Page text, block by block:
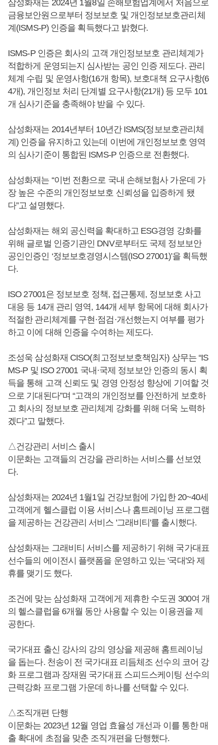
삼성화재는 2024년 1월8일 손해보험업계에서 처음으로
금융보안원으로부터 정보보호 및 개인정보보호관리체
계(ISMS-P) 인증을 획득했다고 밝혔다.
ISMS-P 인증은 회사의 고객 개인정보보호 관리체계가
적합하게 운영되는지 심사받는 공인 인증 제도다. 관리
체계 수립 및 운영사항(16개 항목), 보호대책 요구사항(6
4개), 개인정보 처리 단계별 요구사항(21개) 등 모두 101
개 심사기준을 충족해야 받을 수 있다.
삼성화재는 2014년부터 10년간 ISMS(정보보호관리체
계) 인증을 유지하고 있는데 이번에 개인정보보호 영역
의 심사기준이 통합된 ISMS-P 인증으로 전환했다.
삼성화재는 “이번 전환으로 국내 손해보험사 가운데 가
장 높은 수준의 개인정보보호 신뢰성을 입증하게 됐
다”고 설명했다.
삼성화재는 해외 공신력을 확대하고 ESG경영 강화를
위해 글로벌 인증기관인 DNV로부터도 국제 정보보안
공인인증인 ‘정보보호경영시스템(ISO 27001)’을 획득했
다.
ISO 27001은 정보보호 정책, 접근통제, 정보보호 사고
대응 등 14개 관리 영역, 144개 세부 항목에 대해 회사가
적절한 관리체계를 구현·점검·개선했는지 여부를 평가
하고 이에 대해 인증을 수여하는 제도다.
조성욱 삼성화재 CISO(최고정보보호책임자) 상무는 “IS
MS-P 및 ISO 27001 국내·국제 정보보안 인증의 동시 획
득을 통해 고객 신뢰도 및 경영 안정성 향상에 기여할 것
으로 기대된다”며 “고객의 개인정보를 안전하게 보호하
고 회사의 정보보호 관리체계 강화를 위해 더욱 노력하
겠다”고 말했다.
△건강관리 서비스 출시
이문화는 고객들의 건강을 관리하는 서비스를 선보였
다.
삼성화재는 2024년 1월1일 건강보험에 가입한 20~40세
고객에게 헬스클럽 이용 서비스나 홈트레이닝 프로그램
을 제공하는 건강관리 서비스 '그래비티'를 출시했다.
삼성화재는 그래비티 서비스를 제공하기 위해 국가대표
선수들의 에이전시 플랫폼을 운영하고 있는 '국대'와 제
휴를 맺기도 했다.
조건에 맞는 삼성화재 고객에게 제휴한 수도권 300여 개
의 헬스클럽을 6개월 동안 사용할 수 있는 이용권을 제
공한다.
국가대표 출신 강사의 강의 영상을 제공해 홈트레이닝
을 돕는다. 천송이 전 국가대표 리듬체조 선수의 코어 강
화 프로그램과 장재원 국가대표 스피드스케이팅 선수의
근력강화 프로그램 가운데 하나를 선택할 수 있다.
△조직개편 단행
이문화는 2023년 12월 영업 효율성 개선과 이를 통한 매
출 확대에 초점을 맞춘 조직개편을 단행했다.